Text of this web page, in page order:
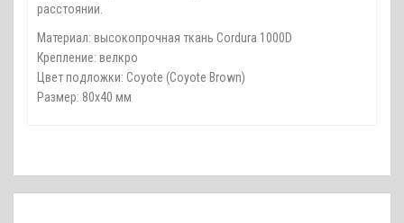
расстоянии.
Материал: высокопрочная ткань Cordura 1000D
Крепление: велкро
Цвет подложки: Coyote (Coyote Brown)
Размер: 80х40 мм